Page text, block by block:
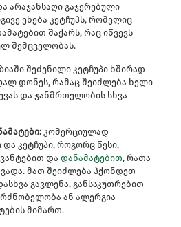
არაჯანსაღი გაჯერებული
ეხება კეტჩუპს, რომელიც
შაქარს, რაც იწვევს
შემცველობას.
შეძენილი კეტჩუპი ხშირად
დონეს, რამაც შეიძლება ხელი
და ჯანმრთელობის სხვა
კომერციულად
კეტჩუპი, როგორც წესი,
და დანამატებით, რათა
მათ შეიძლება ჰქონდეთ
გავლენა, განსაკუთრებით
ან ალერგია
მიმართ.